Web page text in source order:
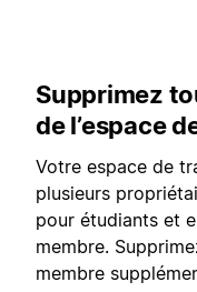
Supprimez
de l’espace
Votre espace de
plusieurs
pour étudiants et
membre.
membre